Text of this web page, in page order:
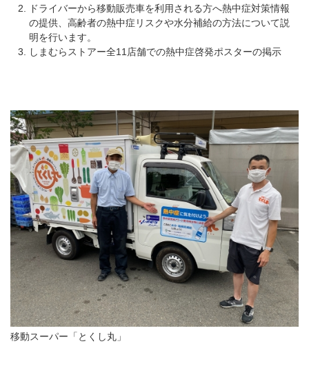
ドライバーから移動販売車を利用される方へ熱中症対策情報
の提供、高齢者の熱中症リスクや水分補給の方法について説
明を行います。
しまむらストアー全11店舗での熱中症啓発ポスターの掲示
移動スーパー「とくし丸」